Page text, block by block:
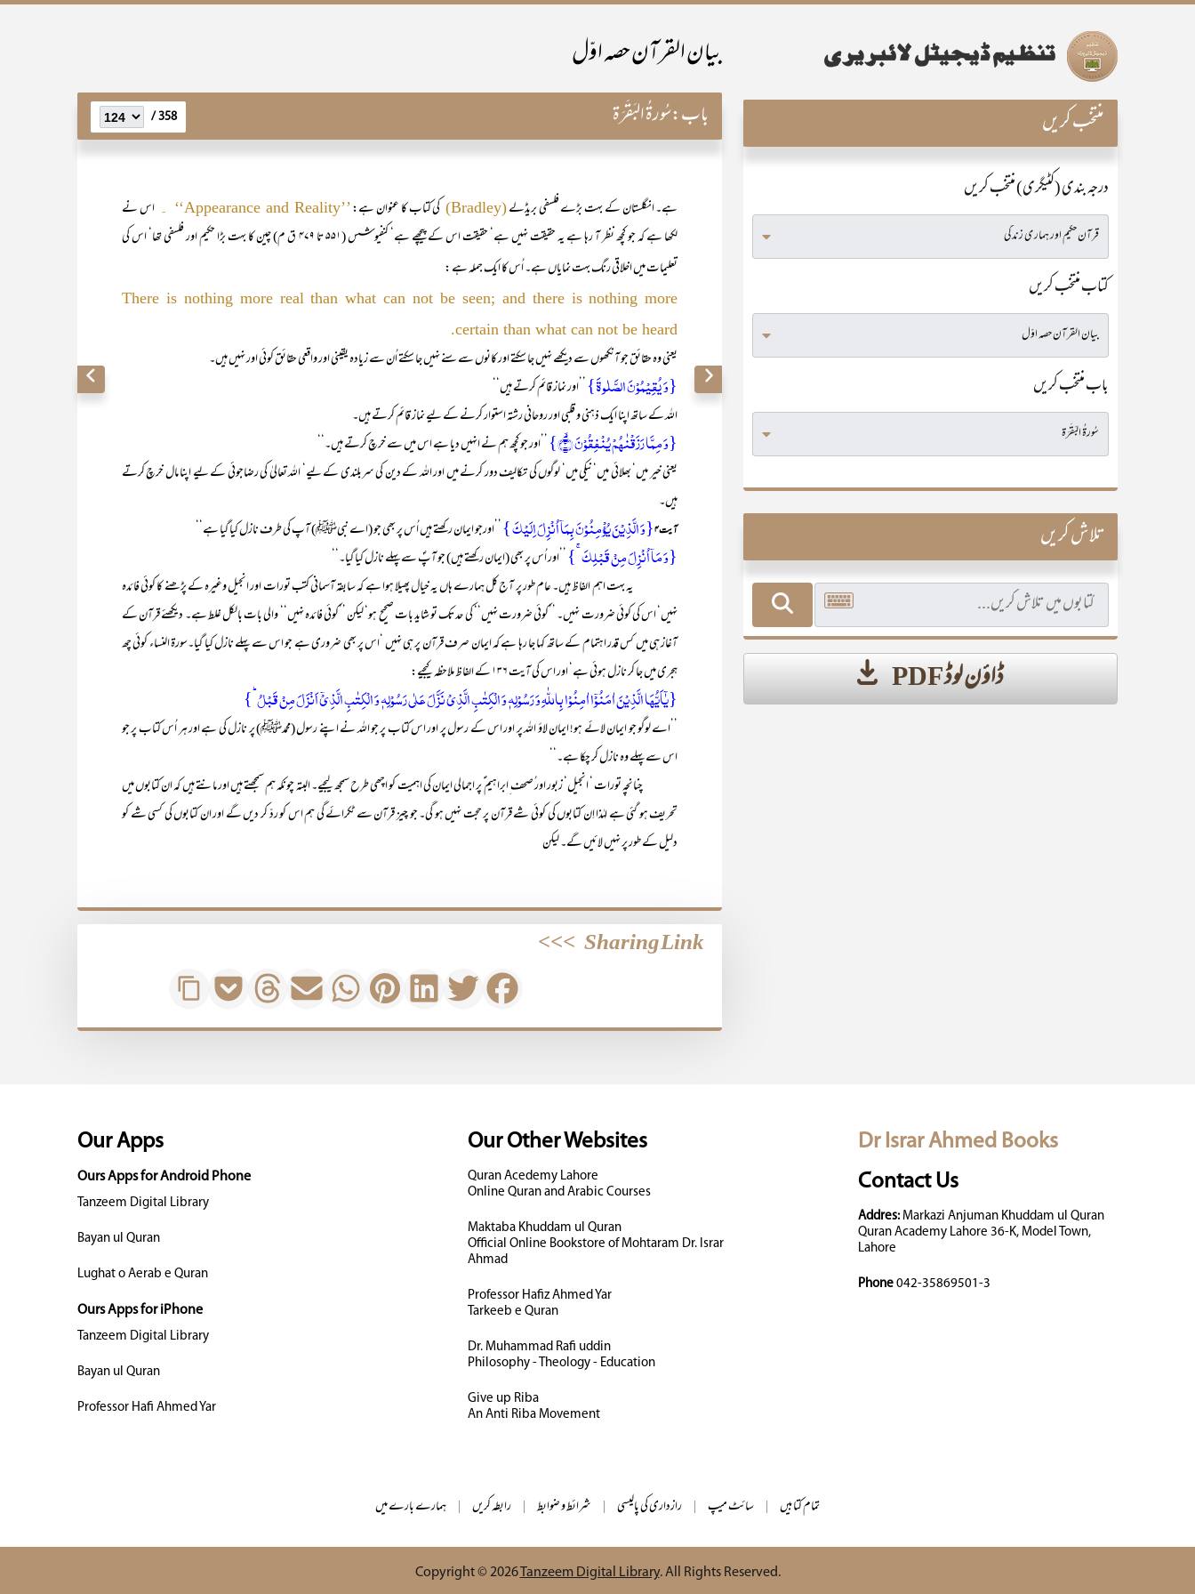
بیان القرآن حصہ اوّل
باب:سُورۃُ البَقَرَۃ 358 /
ہے۔ انگلستان کے بہت بڑے فلسفی بریڈلے(Bradley) کی کتاب کا عنوان ہے:’’Appearance and Reality‘‘ ۔
اس نے
لکھا ہے کہ جو کچھ نظر آ رہا ہے یہ حقیقت نہیں ہے‘ حقیقت اس کے پیچھے ہے‘ کنفیوشس (۵۵۱ تا ۴۷۹ ق م) چین کا بہت بڑا حکیم اور فلسفی تھا‘ اس کی
تعلیمات میں اخلاقی رنگ بہت نمایاں ہے۔ اُس کا ایک جملہ ہے :
There is nothing more real than what can not be seen; and there is nothing more
certain than what can not be heard.
یعنی وہ حقائق جو آنکھوں سے دیکھے نہیں جا سکتے اور کانوں سے سنے نہیں جا سکتے اُن سے زیادہ یقینی اور واقعی حقائق کوئی اور نہیں ہیں۔
{وَ یُقِیۡمُوۡنَ الصَّلٰوۃَ} ’’اور نماز قائم کرتے ہیں‘‘
اللہ کے ساتھ اپنا ایک ذہنی و قلبی اور روحانی رشتہ استوار کرنے کے لیے نماز قائم کرتے ہیں۔
{وَ مِمَّا رَزَقۡنٰہُمۡ یُنۡفِقُوۡنَ ۙ﴿۳﴾}
’’اور جو کچھ ہم نے انہیں دیا ہے اس میں سے خرچ کرتے ہیں۔‘‘
یعنی خیر میں‘ بھلائی میں‘ نیکی میں‘ لوگوں کی تکالیف دور کرنے میں اور اللہ کے دین کی سربلندی کے لیے‘ اللہ تعالیٰ کی رضاجوئی کے لیے اپنا مال خرچ کرتے
ہیں۔
آیت۴ {وَ الَّذِیۡنَ یُؤۡمِنُوۡنَ بِمَاۤ اُنۡزِلَ اِلَیۡکَ } ’’اورجو ایمان رکھتے ہیں اُس پر بھی جو (اے نبیﷺ) آپ کی طرف نازل کیا گیا ہے‘‘
{وَ مَاۤ اُنۡزِلَ مِنۡ قَبۡلِکَ ۚ} ’’اور اُس پر بھی (ایمان رکھتے ہیں) جو آپؐ سے پہلے نازل کیا گیا۔‘‘
یہ بہت اہم الفاظ ہیں۔ عام طور پر آج کل ہمارے ہاں یہ خیال پھیلا ہوا ہے کہ سابقہ آسمانی کتب تورات اور انجیل وغیرہ کے پڑھنے کا کوئی فائدہ
نہیں‘ اس کی کوئی ضرورت نہیں۔ ’’کوئی ضرورت نہیں‘‘ کی حد تک تو شاید بات صحیح ہو‘ لیکن ’’کوئی فائدہ نہیں‘‘ والی بات بالکل غلط ہے۔ دیکھئے قرآن کے
آغاز ہی میں کس قدر اہتمام کے ساتھ کہا جا رہا ہے کہ ایمان صرف قرآن پر ہی نہیں ‘اس پر بھی ضروری ہے جو اس سے پہلے نازل کیا گیا۔سورۃ النساء کوئی چھ
ہجری میں جا کر نازل ہوئی ہے‘ اور اس کی آیت ۱۳۶ کے الفاظ ملاحظہ کیجیے:
{یٰۤاَیُّہَا الَّذِیۡنَ اٰمَنُوۡۤا اٰمِنُوۡا بِاللّٰہِ وَ رَسُوۡلِہٖ وَ الۡکِتٰبِ الَّذِیۡ نَزَّلَ عَلٰی رَسُوۡلِہٖ وَ الۡکِتٰبِ الَّذِیۡۤ اَنۡزَلَ مِنۡ قَبۡلُ ؕ}
’’اے لوگو جو ایمان لائے ہو! ایمان لاؤ اللہ پر اور اس کے رسول پر اور اس کتاب پر جو اللہ نے اپنے رسول (محمدﷺ) پر نازل کی ہے اور ہر اُس کتاب پر جو
اس سے پہلے وہ نازل کر چکا ہے۔‘‘
چنانچہ تورات ‘ انجیل‘ زبور اور ُصحف ِابراہیم ؑ پر اجمالی ایمان کی اہمیت کو اچھی طرح سمجھ لیجیے۔ البتہ چونکہ ہم سمجھتے ہیں اور مانتے ہیں کہ ان کتابوں میں
تحریف ہو گئی ہے لہٰذا اِن کتابوں کی کوئی شے قرآن پر حجت نہیں ہو گی۔ جو چیز قرآن سے ٹکرائے گی ہم اس کو ردّ کر دیں گے اور ان کتابوں کی کسی شے کو
دلیل کے طور پر نہیں لائیں گے۔ لیکن
Sharing Link
>>>
منتخب کریں
درجہ بندی (کٹیگری) منتخب کریں
کتاب منتخب کریں
باب منتخب کریں
تلاش کریں
ڈاؤن لوڈ PDF
Dr Israr Ahmed Books
Contact Us
Addres:Markazi Anjuman Khuddam ul Quran
Quran Academy Lahore 36-K, Model Town,
Lahore
Phone 042-35869501-3
Our Other Websites
Quran Acedemy Lahore
Online Quran and Arabic Courses
Maktaba Khuddam ul Quran
Official Online Bookstore of Mohtaram Dr. Israr
Ahmad
Professor Hafiz Ahmed Yar
Tarkeeb e Quran
Dr. Muhammad Rafi uddin
Philosophy - Theology - Education
Give up Riba
An Anti Riba Movement
Our Apps
Ours Apps for Android Phone
Tanzeem Digital Library
Bayan ul Quran
Lughat o Aerab e Quran
Ours Apps for iPhone
Tanzeem Digital Library
Bayan ul Quran
Professor Hafi Ahmed Yar
ہمارے بارے میں | رابطہ کریں | شرائط و ضوابط | رازداری کی پالیسی | سائٹ میپ | تمام کتابیں
Copyright © 2026Tanzeem Digital Library. All Rights Reserved.